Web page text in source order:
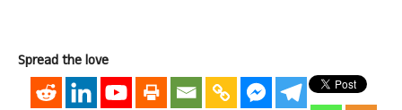
Spread the love